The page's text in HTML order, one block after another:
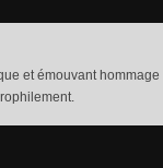
et émouvant